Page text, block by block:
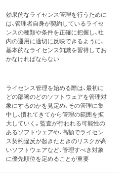
効果的なライセンス管理を行うために
は、管理者自身が契約しているライセ
ンスの種類や条件を正確に把握し、社
内の運用に適切に反映できるように、
基本的なライセンス知識を習得してお
かなければならない
ライセンス管理を始める際は、最初に
どの部署のどのソフトウェアを管理対
象にするのかを見定め、その管理に集
中し、慣れてきてから管理の範囲を拡
大していく。監査が行われる可能性の
あるソフトウェアや、高額でライセン
ス契約違反が起きたときのリスクが高
いソフトウェアなど、管理すべき対象
に優先順位を定めることが重要